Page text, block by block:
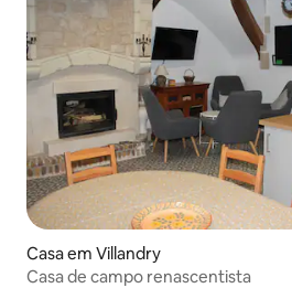
Casa em Villandry
Casa de campo renascentista